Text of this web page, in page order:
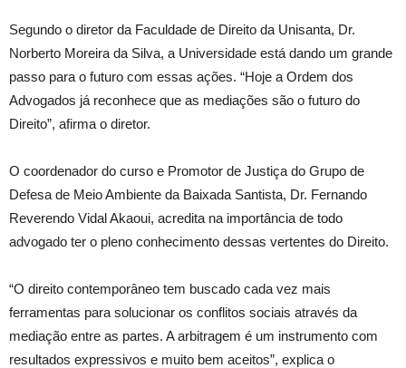
Segundo o diretor da Faculdade de Direito da Unisanta, Dr.
Norberto Moreira da Silva, a Universidade está dando um grande
passo para o futuro com essas ações. “Hoje a Ordem dos
Advogados já reconhece que as mediações são o futuro do
Direito”, afirma o diretor.
O coordenador do curso e Promotor de Justiça do Grupo de
Defesa de Meio Ambiente da Baixada Santista, Dr. Fernando
Reverendo Vidal Akaoui, acredita na importância de todo
advogado ter o pleno conhecimento dessas vertentes do Direito.
“O direito contemporâneo tem buscado cada vez mais
ferramentas para solucionar os conflitos sociais através da
mediação entre as partes. A arbitragem é um instrumento com
resultados expressivos e muito bem aceitos”, explica o